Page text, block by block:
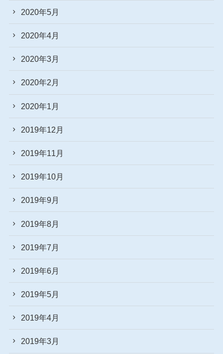
2020年5月
2020年4月
2020年3月
2020年2月
2020年1月
2019年12月
2019年11月
2019年10月
2019年9月
2019年8月
2019年7月
2019年6月
2019年5月
2019年4月
2019年3月